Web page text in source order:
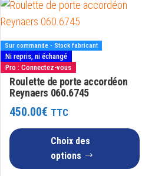
Sur commande - Stock fabricant
Ni repris, ni échangé
Pro : Connectez-vous
Roulette de porte accordéon
Reynaers 060.6745
450.00€ TTC
Choix des
options
Ce
produit
plusieurs
variations.
Les
options
peuvent
être
sur